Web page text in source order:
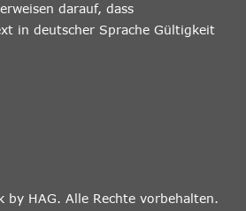
darauf, dass
in deutscher Sprache Gültigkeit
by HAG. Alle Rechte vorbehalten.